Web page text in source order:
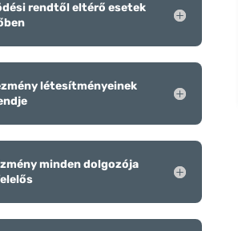
rendtől eltérő esetek
létesítményeinek
minden dolgozója